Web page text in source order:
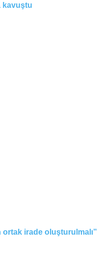
kavuştu
irade oluşturulmalı”